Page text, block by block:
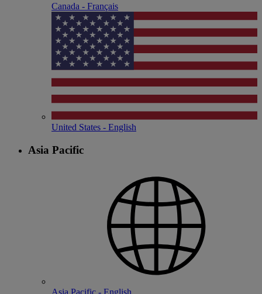
Canada - Français
United States - English
Asia Pacific